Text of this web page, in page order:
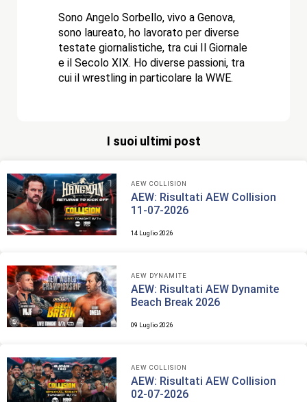
Sono Angelo Sorbello, vivo a Genova,
sono laureato, ho lavorato per diverse
testate giornalistiche, tra cui Il Giornale
e il Secolo XIX. Ho diverse passioni, tra
cui il wrestling in particolare la WWE.
I suoi ultimi post
AEW COLLISION
AEW: Risultati AEW Collision
11-07-2026
14 Luglio 2026
AEW DYNAMITE
AEW: Risultati AEW Dynamite
Beach Break 2026
09 Luglio 2026
AEW COLLISION
AEW: Risultati AEW Collision
02-07-2026